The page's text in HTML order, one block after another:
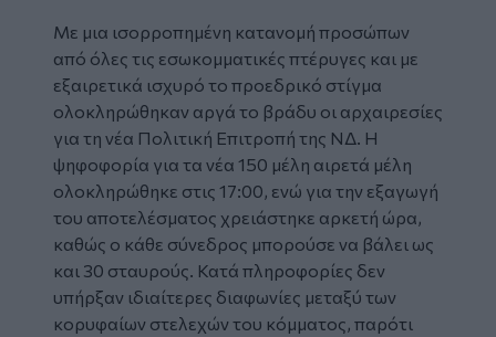
Με μια ισορροπημένη κατανομή προσώπων
από όλες τις εσωκομματικές πτέρυγες και με
εξαιρετικά ισχυρό το προεδρικό στίγμα
ολοκληρώθηκαν αργά το βράδυ οι αρχαιρεσίες
για τη νέα Πολιτική Επιτροπή της ΝΔ. Η
ψηφοφορία για τα νέα 150 μέλη αιρετά μέλη
ολοκληρώθηκε στις 17:00, ενώ για την εξαγωγή
του αποτελέσματος χρειάστηκε αρκετή ώρα,
καθώς ο κάθε σύνεδρος μπορούσε να βάλει ως
και 30 σταυρούς. Κατά πληροφορίες δεν
υπήρξαν ιδιαίτερες διαφωνίες μεταξύ των
κορυφαίων στελεχών του κόμματος, παρότι